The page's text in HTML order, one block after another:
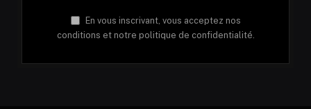
En vous inscrivant, vous acceptez nos
conditions et notre politique de confidentialité.